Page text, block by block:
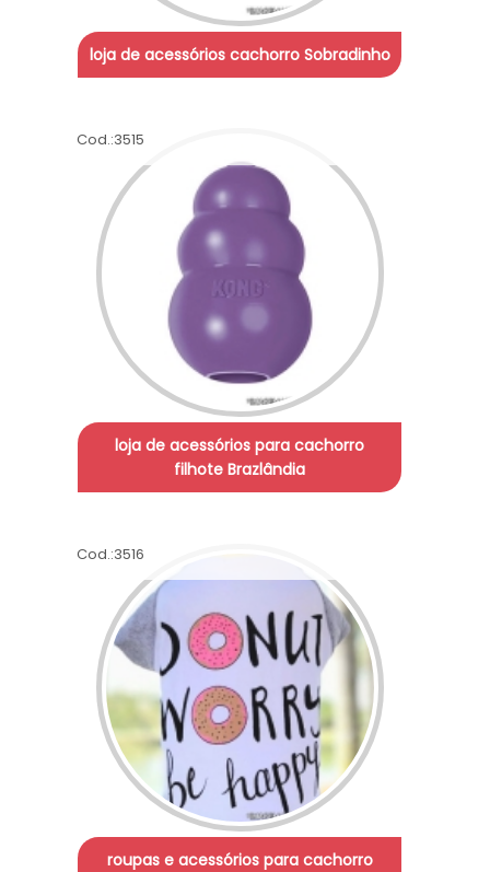
loja de acessórios cachorro Sobradinho
Cod.:3515
loja de acessórios para cachorro
filhote Brazlândia
Cod.:3516
roupas e acessórios para cachorro